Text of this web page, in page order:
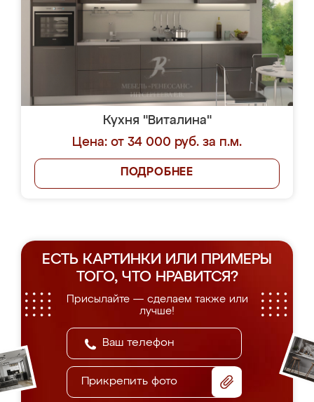
Кухня "Виталина"
Цена: от 34 000 руб. за п.м.
ПОДРОБНЕЕ
ЕСТЬ КАРТИНКИ ИЛИ ПРИМЕРЫ
ТОГО, ЧТО НРАВИТСЯ?
Присылайте — сделаем также или
лучше!
Прикрепить фото